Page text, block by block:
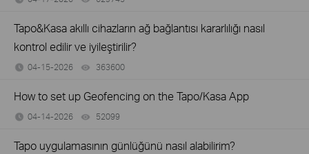
Tapo&Kasa akıllı cihazların ağ bağlantısı kararlılığı nasıl
kontrol edilir ve iyileştirilir?
04-15-2026 363600
How to set up Geofencing on the Tapo/Kasa App
04-14-2026 52099
Tapo uygulamasının günlüğünü nasıl alabilirim?